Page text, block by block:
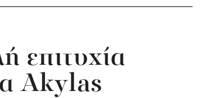
επιτυχία
Αkylas